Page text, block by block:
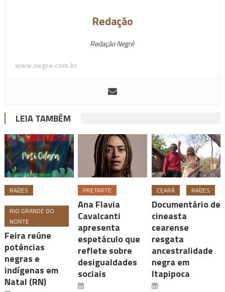
Redação
Redação Negrê
www.negre.com.br
LEIA TAMBÉM
RAÍZES
RIO GRANDE DO
NORTE
Feira reúne
potências
negras e
indígenas em
Natal (RN)
PRETARTE
Ana Flavia
Cavalcanti
apresenta
espetáculo que
reflete sobre
desigualdades
sociais
CEARÁ RAÍZES
Documentário de
cineasta
cearense
resgata
ancestralidade
negra em
Itapipoca